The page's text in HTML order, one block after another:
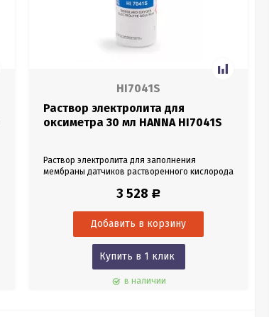
HI7041S
Раствор электролита для
оксиметра 30 мл HANNA HI7041S
Раствор электролита для заполнения
мембраны датчиков растворенного кислорода
HI9143, HI9146. Объем 30 мл.
3 528 Р
Купить в 1 клик
в наличии